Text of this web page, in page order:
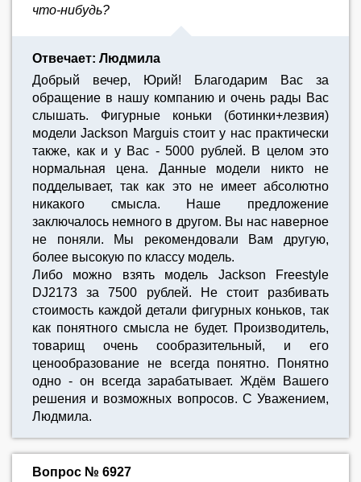
что-нибудь?
Отвечает: Людмила
Добрый вечер, Юрий! Благодарим Вас за
обращение в нашу компанию и очень рады Вас
слышать. Фигурные коньки (ботинки+лезвия)
модели Jackson Marguis стоит у нас практически
также, как и у Вас - 5000 рублей. В целом это
нормальная цена. Данные модели никто не
подделывает, так как это не имеет абсолютно
никакого смысла. Наше предложение
заключалось немного в другом. Вы нас наверное
не поняли. Мы рекомендовали Вам другую,
более высокую по классу модель.
Либо можно взять модель Jackson Freestyle
DJ2173 за 7500 рублей. Не стоит разбивать
стоимость каждой детали фигурных коньков, так
как понятного смысла не будет. Производитель,
товарищ очень сообразительный, и его
ценообразование не всегда понятно. Понятно
одно - он всегда зарабатывает. Ждём Вашего
решения и возможных вопросов. С Уважением,
Людмила.
Вопрос № 6927